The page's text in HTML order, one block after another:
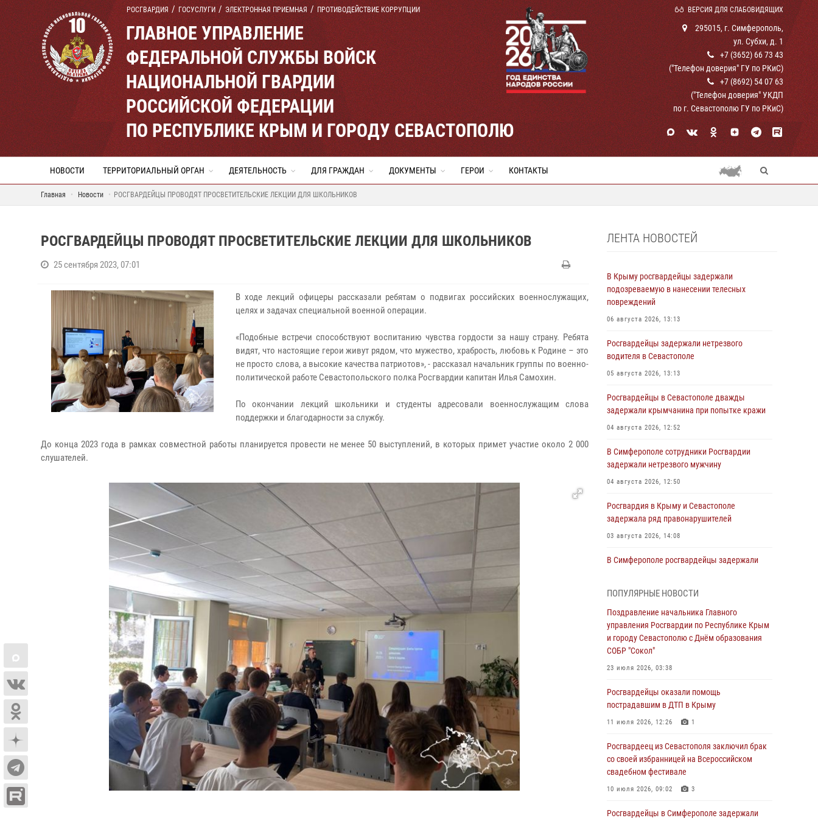
РОСГВАРДИЯ ГОСУСЛУГИ ЭЛЕКТРОННАЯ ПРИЕМНАЯ ПРОТИВОДЕЙСТВИЕ КОРРУПЦИИ ВЕРСИЯ ДЛЯ СЛАБОВИДЯЩИХ
ГЛАВНОЕ УПРАВЛЕНИЕ
ФЕДЕРАЛЬНОЙ СЛУЖБЫ ВОЙСК
НАЦИОНАЛЬНОЙ ГВАРДИИ
РОССИЙСКОЙ ФЕДЕРАЦИИ
ПО РЕСПУБЛИКЕ КРЫМ И ГОРОДУ СЕВАСТОПОЛЮ
295015, г. Симферополь,
ул. Субхи, д. 1
+7 (3652) 66 73 43
("Телефон доверия" ГУ по РКиС)
+7 (8692) 54 07 63
("Телефон доверия" УКДП
по г. Севастополю ГУ по РКиС)
НОВОСТИ ТЕРРИТОРИАЛЬНЫЙ ОРГАН ДЕЯТЕЛЬНОСТЬ ДЛЯ ГРАЖДАН ДОКУМЕНТЫ ГЕРОИ КОНТАКТЫ
Главная Новости РОСГВАРДЕЙЦЫ ПРОВОДЯТ ПРОСВЕТИТЕЛЬСКИЕ ЛЕКЦИИ ДЛЯ ШКОЛЬНИКОВ
РОСГВАРДЕЙЦЫ ПРОВОДЯТ ПРОСВЕТИТЕЛЬСКИЕ ЛЕКЦИИ ДЛЯ ШКОЛЬНИКОВ
25 сентября 2023, 07:01
В ходе лекций офицеры рассказали ребятам о подвигах российских военнослужащих,
целях и задачах специальной военной операции.
«Подобные встречи способствуют воспитанию чувства гордости за нашу страну. Ребята
видят, что настоящие герои живут рядом, что мужество, храбрость, любовь к Родине – это
не просто слова, а высокие качества патриотов», - рассказал начальник группы по военно-
политической работе Севастопольского полка Росгвардии капитан Илья Самохин.
По окончании лекций школьники и студенты адресовали военнослужащим слова
поддержки и благодарности за службу.
До конца 2023 года в рамках совместной работы планируется провести не менее 50 выступлений, в которых примет участие около 2 000
слушателей.
ЛЕНТА НОВОСТЕЙ
В Крыму росгвардейцы задержали
подозреваемую в нанесении телесных
повреждений
06 августа 2026, 13:13
Росгвардейцы задержали нетрезвого
водителя в Севастополе
05 августа 2026, 13:13
Росгвардейцы в Севастополе дважды
задержали крымчанина при попытке кражи
04 августа 2026, 12:52
В Симферополе сотрудники Росгвардии
задержали нетрезвого мужчину
04 августа 2026, 12:50
Росгвардия в Крыму и Севастополе
задержала ряд правонарушителей
03 августа 2026, 14:08
В Симферополе росгвардейцы задержали
Росгвардейцы оперативно задержали
нарушителя на охраняемом объекте в
Севастополе
30 июля 2026, 12:13
Росгвардейцы Севастополя пресекли
противоправные действия на охраняемом
объекте
Росгвардейцы Крыма и Севастополя
отметили День Крещения Руси
28 июля 2026, 14:18 4
В Симферополе сотрудники Росгвардии
ПОПУЛЯРНЫЕ НОВОСТИ
Поздравление начальника Главного
управления Росгвардии по Республике Крым
и городу Севастополю с Днём образования
СОБР "Сокол"
23 июля 2026, 03:38
Росгвардейцы оказали помощь
пострадавшим в ДТП в Крыму
11 июля 2026, 12:26 1
Росгвардеец из Севастополя заключил брак
со своей избранницей на Всероссийском
свадебном фестивале
10 июля 2026, 09:02 3
Росгвардейцы в Симферополе задержали